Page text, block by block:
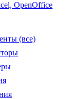
OpenOffice
(все)